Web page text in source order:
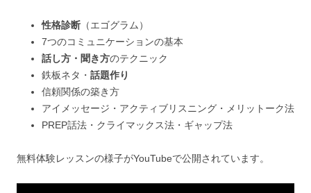
性格診断 （エゴグラム）
7つのコミュニケーションの基本
話し方・聞き方のテクニック
鉄板ネタ・ 話題作り
信頼関係の築き方
アイメッセージ・アクティブリスニング・メリットーク法
PREP話法・クライマックス法・ギャップ法
無料体験レッスンの様子がYouTubeで公開されています。